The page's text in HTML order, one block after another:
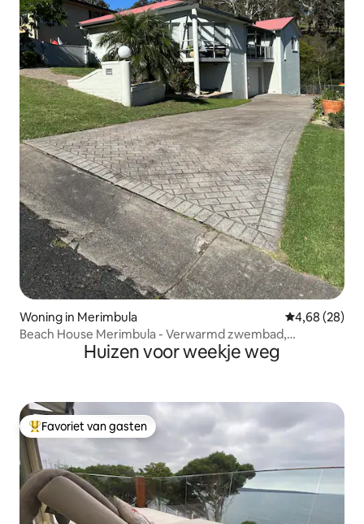
Woning in Merimbula Gemiddelde
4,68 (28)
Beach House Merimbula - Verwarmd zwembad,
huisdiervriendelijkHuizen voor weekje weg
Topfavoriet van gasten
Favoriet van gasten